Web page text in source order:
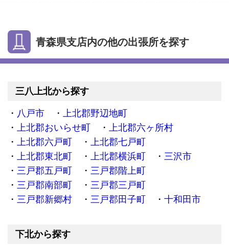
青森県支店内の他の出張所を探す
三八上北から探す
八戸市
上北郡野辺地町
上北郡おいらせ町
上北郡六ヶ所村
上北郡六戸町
上北郡七戸町
上北郡東北町
上北郡横浜町
三沢市
三戸郡五戸町
三戸郡階上町
三戸郡南部町
三戸郡三戸町
三戸郡新郷村
三戸郡田子町 十和田市
下北から探す